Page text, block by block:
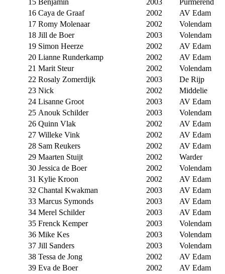
15 Benjamin 2003
Purmerend
16 Caya de Graaf 2002
AV Edam
17 Romy Molenaar 2002
Volendam
18 Jill de Boer 2003
Volendam
19 Simon Heerze 2002
AV Edam
20 Lianne Runderkamp 2002
AV Edam
21 Marit Steur 2002
Volendam
22 Rosaly Zomerdijk 2003
De Rijp
23 Nick 2002
Middelie
24 Lisanne Groot 2003
AV Edam
25 Anouk Schilder 2003
Volendam
26 Quinn Vlak 2002
AV Edam
27 Willeke Vink 2002
AV Edam
28 Sam Reukers 2002
AV Edam
29 Maarten Stuijt 2002
Warder
30 Jessica de Boer 2002
Volendam
31 Kylie Kroon 2002
AV Edam
32 Chantal Kwakman 2003
AV Edam
33 Marcus Symonds 2003
AV Edam
34 Merel Schilder 2003
AV Edam
35 Frenck Kemper 2003
Volendam
36 Mike Kes 2003
Volendam
37 Jill Sanders 2003
Volendam
38 Tessa de Jong 2002
AV Edam
39 Eva de Boer 2002
AV Edam